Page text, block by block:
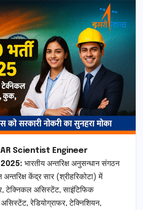
Scientist Engineer
भारतीय अन्तरिक्ष अनुसन्धान संगठन
केंद्र सार (श्रीहरिकोटा) में
टेक्निकल असिस्टेंट, साइंटिफिक
रेडियोग्राफर, टेक्निशियन,